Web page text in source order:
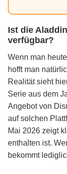
Ist die
verfügbar?
Wenn man
hofft man
Realität sieht
Serie aus dem
Angebot von
auf solchen
Mai 2026 zeigt
enthalten ist.
bekommt